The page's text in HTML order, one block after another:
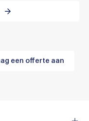
een offerte aan